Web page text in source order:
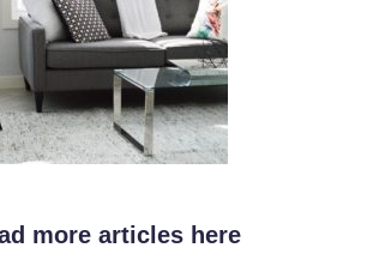
more articles here